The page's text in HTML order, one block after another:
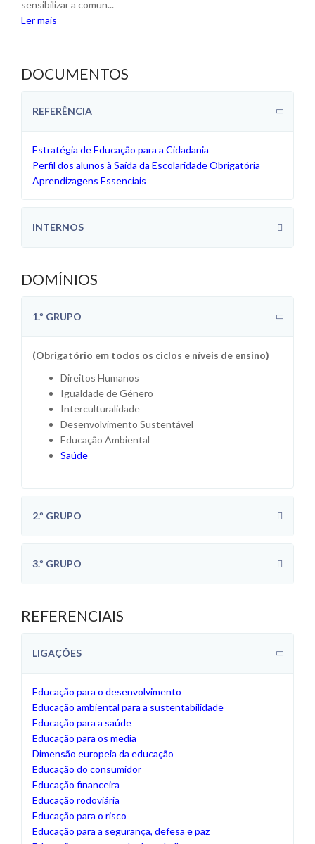
sensibilizar a comun...
Ler mais
DOCUMENTOS
REFERÊNCIA
Estratégia de Educação para a Cidadania
Perfil dos alunos à Saída da Escolaridade Obrigatória
Aprendizagens Essenciais
INTERNOS
DOMÍNIOS
1.º GRUPO
(Obrigatório em todos os ciclos e níveis de ensino)
Direitos Humanos
Igualdade de Género
Interculturalidade
Desenvolvimento Sustentável
Educação Ambiental
Saúde
2.º GRUPO
3.º GRUPO
REFERENCIAIS
LIGAÇÕES
Educação para o desenvolvimento
Educação ambiental para a sustentabilidade
Educação para a saúde
Educação para os media
Dimensão europeia da educação
Educação do consumidor
Educação financeira
Educação rodoviária
Educação para o risco
Educação para a segurança, defesa e paz